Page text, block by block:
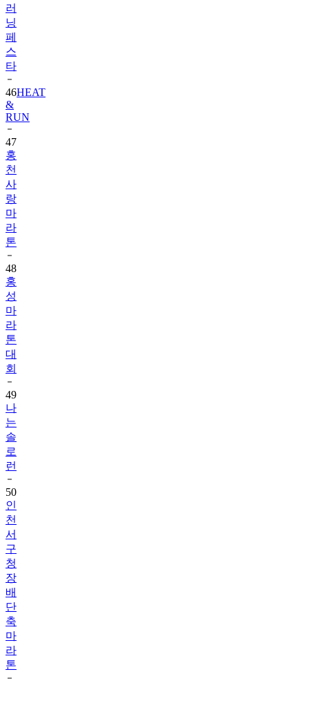
러
닝
페
스
타
46HEAT
&
RUN
47
홍
천
사
랑
마
라
톤
48
홍
성
마
라
톤
대
회
49
나
는
솔
로
런
50
인
천
서
구
청
장
배
단
축
마
라
톤